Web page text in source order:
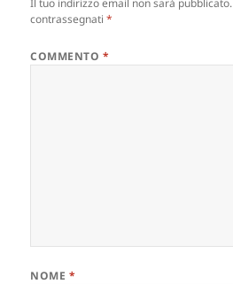
contrassegnati*
COMMENTO *
NOME *